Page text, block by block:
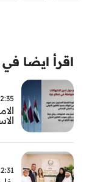
اقرأ ايضا في